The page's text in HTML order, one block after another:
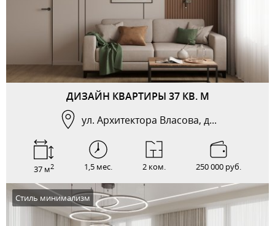
ДИЗАЙН КВАРТИРЫ 37 КВ. М
ул. Архитектора Власова, д...
37 м2 1,5 мес. 2 ком. 250 000 руб.
Стиль минимализм